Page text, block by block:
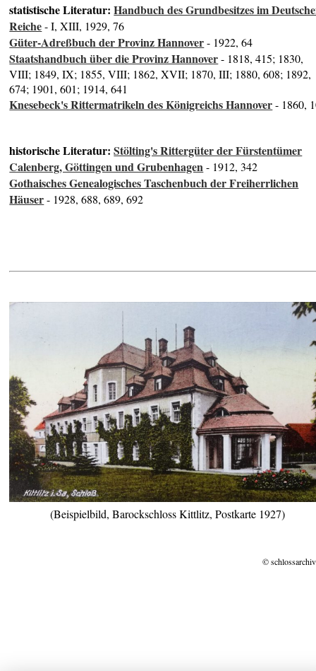
statistische Literatur:Handbuch des Grundbesitzes im
Reiche- I, XIII, 1929, 76
Güter-Adreßbuch der Provinz Hannover- 1922, 64
Staatshandbuch über die Provinz Hannover- 1818, 415; 1830,
VIII; 1849, IX; 1855, VIII; 1862, XVII; 1870, III; 1880, 608; 1892,
674; 1901, 601; 1914, 641
Knesebeck's Rittermatrikeln des Königreichs Hannover- 1860,
historische Literatur:Stölting's Rittergüter der Fürstentümer
Calenberg, Göttingen und Grubenhagen- 1912, 342
Gothaisches Genealogisches Taschenbuch der Freiherrlichen
Häuser- 1928, 688, 689, 692
(Beispielbild, Barockschloss Kittlitz, Postkarte 1927)
©